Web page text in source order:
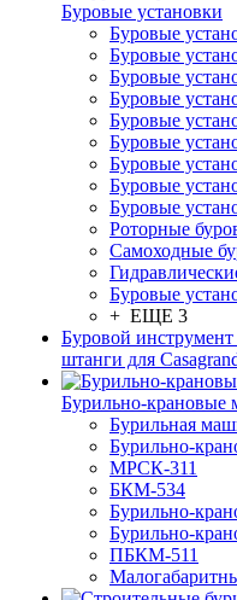
Буровые установки
Буровые
Буровые
Буровые
Буровые
Буровые
Буровые
Буровые
Буровые
Буровые
Роторные
Самоходные
Буровые
+ ЕЩЕ 3
Буровой
штанги для
Бурильно-
Бурильная
Бурильно-
МРСК-311
БКМ-534
Бурильно-
Бурильно-
ПБКМ-511